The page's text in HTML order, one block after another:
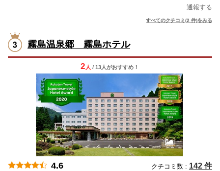
通報する
すべてのクチコミ(2 件)をみる
霧島温泉郷 霧島ホテル
2 人 / 13人がおすすめ！
4.6 クチコミ数 : 142 件